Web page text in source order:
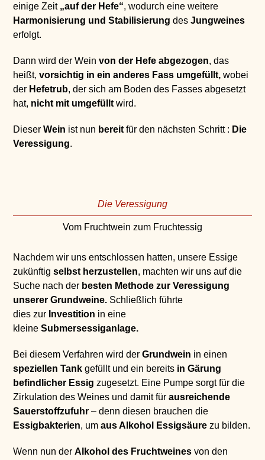
einige Zeit „auf der Hefe“, wodurch eine weitere
Harmonisierung und Stabilisierung desJungweines
erfolgt.
Dann wird der Weinvon der Hefe abgezogen, das
heißt,vorsichtig in ein anderes Fass umgefüllt, wobei
der Hefetrub, der sich am Boden des Fasses abgesetzt
hat, nicht mit umgefüllt wird.
DieserWein ist nun bereitfür den nächsten Schritt : Die
Veressigung.
Die Veressigung
Vom Fruchtwein zum Fruchtessig
Nachdem wir uns entschlossen hatten, unsere Essige
zukünftig selbst herzustellen, machten wir uns auf die
Suche nach der besten Methode zur Veressigung
unserer Grundweine. Schließlich führte
dies zur Investition in eine
kleineSubmersessiganlage.
Bei diesem Verfahren wird derGrundwein in einen
speziellen Tank gefüllt und ein bereits in Gärung
befindlicher Essig zugesetzt. Eine Pumpe sorgt für die
Zirkulation des Weines und damit fürausreichende
Sauerstoffzufuhr – denn diesen brauchen die
Essigbakterien, umaus Alkohol Essigsäure zu bilden.
Wenn nun derAlkohol des Fruchtweines von den